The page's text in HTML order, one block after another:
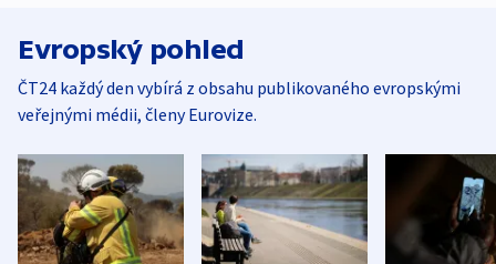
Evropský pohled
ČT24 každý den vybírá z obsahu publikovaného evropskými
veřejnými médii, členy Eurovize.